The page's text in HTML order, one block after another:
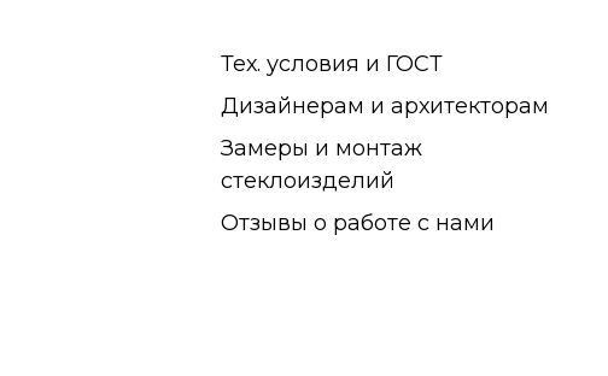
Тех. условия и ГОСТ
Дизайнерам и архитекторам
Замеры и монтаж
стеклоизделий
Отзывы о работе с нами